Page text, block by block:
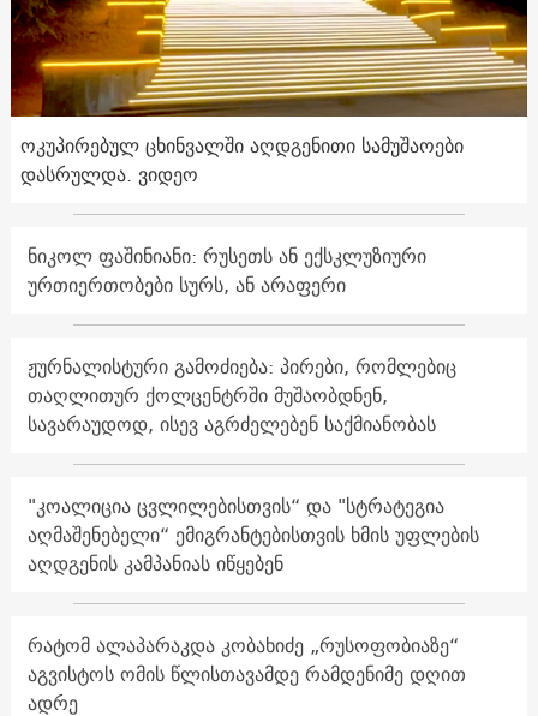
ოკუპირებულ ცხინვალში აღდგენითი სამუშაოები
დასრულდა. ვიდეო
ნიკოლ ფაშინიანი: რუსეთს ან ექსკლუზიური
ურთიერთობები სურს, ან არაფერი
ჟურნალისტური გამოძიება: პირები, რომლებიც
თაღლითურ ქოლცენტრში მუშაობდნენ,
სავარაუდოდ, ისევ აგრძელებენ საქმიანობას
"კოალიცია ცვლილებისთვის“ და "სტრატეგია
აღმაშენებელი“ ემიგრანტებისთვის ხმის უფლების
აღდგენის კამპანიას იწყებენ
რატომ ალაპარაკდა კობახიძე „რუსოფობიაზე“
აგვისტოს ომის წლისთავამდე რამდენიმე დღით
ადრე